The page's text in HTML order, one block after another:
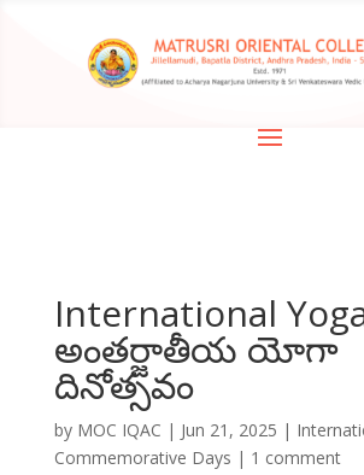
International
అంతర్జాతీయ యోగా
దినోత్సవం
by MOC IQAC | Jun 21, 2025 |
Commemorative Days | 1 comment